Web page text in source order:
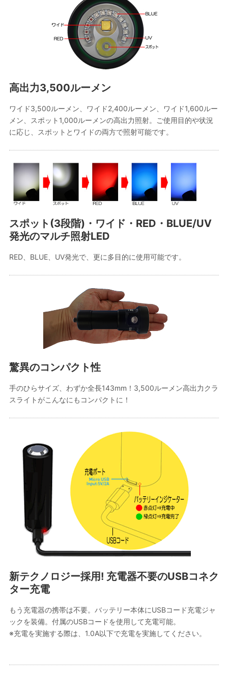
高出力3,500ルーメン
ワイド3,500ルーメン、ワイド2,400ルーメン、ワイド1,600ルー
メン、スポット1,000ルーメンの高出力照射。ご使用目的や状況
に応じ、スポットとワイドの両方で照射可能です。
スポット(3段階)・ワイド・RED・BLUE/UV
発光のマルチ照射LED
RED、BLUE、UV発光で、更に多目的に使用可能です。
驚異のコンパクト性
手のひらサイズ、わずか全長143mm！3,500ルーメン高出力クラ
スライトがこんなにもコンパクトに！
新テクノロジー採用! 充電器不要のUSBコネク
ター充電
もう充電器の携帯は不要。バッテリー本体にUSBコード充電ジャ
ックを装備。付属のUSBコードを使用して充電可能。
※充電を実施する際は、1.0A以下で充電を実施してください。